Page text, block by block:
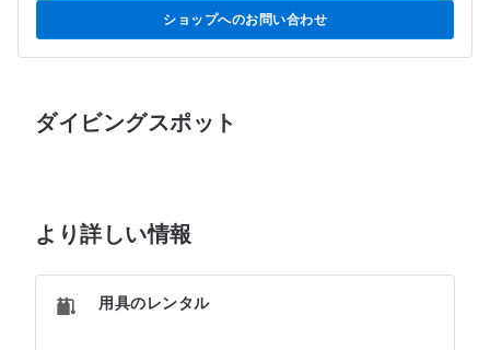
ショップへのお問い合わせ
ダイビングスポット
より詳しい情報
用具のレンタル